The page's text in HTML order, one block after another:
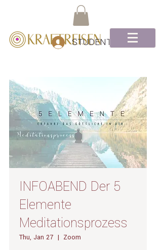
STUDENTEN Log-In
INFOABEND Der 5
Elemente
Meditationsprozess
Thu, Jan 27
  |
Zoom